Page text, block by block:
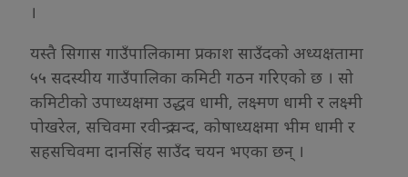
।
यस्तै सिगास गाउँपालिकामा प्रकाश साउँदको अध्यक्षतामा
५५ सदस्यीय गाउँपालिका कमिटी गठन गरिएको छ । सो
कमिटीको उपाध्यक्षमा उद्धव धामी, लक्ष्मण धामी र लक्ष्मी
पोखरेल, सचिवमा रवीन्द्र चन्द, कोषाध्यक्षमा भीम धामी र
सहसचिवमा दानसिंह साउँद चयन भएका छन् ।